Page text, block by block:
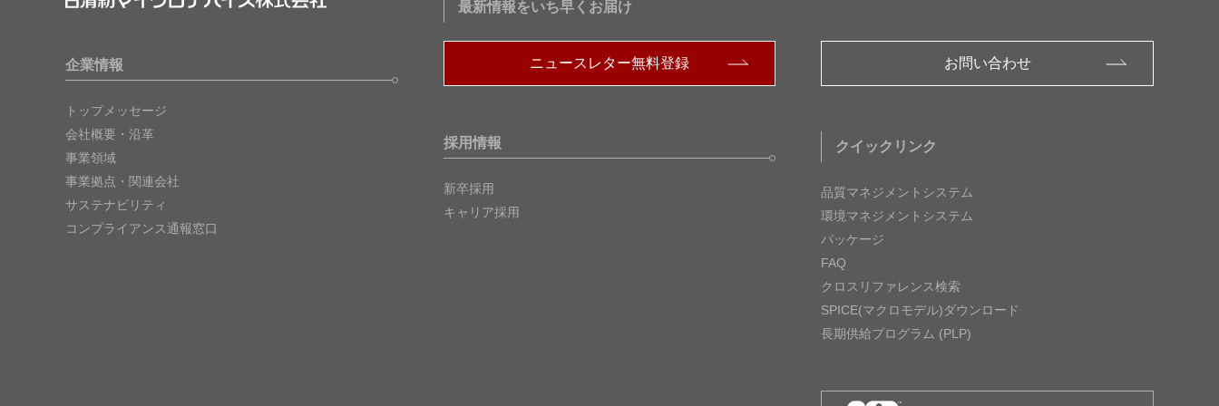
企業情報
トップメッセージ
会社概要・沿革
事業領域
事業拠点・関連会社
サステナビリティ
コンプライアンス通報窓口
最新情報をいち早くお届け
ニュースレター無料登録
採用情報
新卒採用
キャリア採用
お問い合わせ
クイックリンク
品質マネジメントシステム
環境マネジメントシステム
パッケージ
FAQ
クロスリファレンス検索
SPICE(マクロモデル)ダウンロード
長期供給プログラム (PLP)